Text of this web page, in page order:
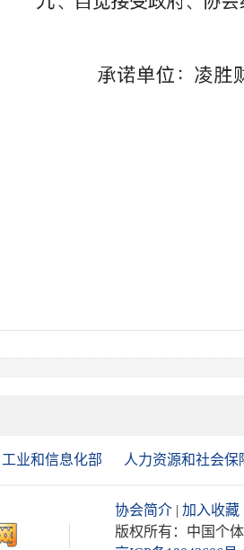
工业和信息化部 人力资源和社会保
协会简介 | 加入收藏
版权所有：中国个